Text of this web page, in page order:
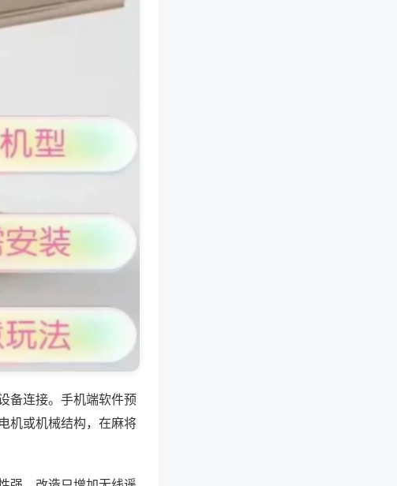
备连接。手机端软件预
机或机械结构，在麻将